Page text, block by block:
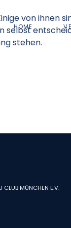
HOME
CLUB MÜNCHEN E.V.
von ihnen
selbst
stehen.